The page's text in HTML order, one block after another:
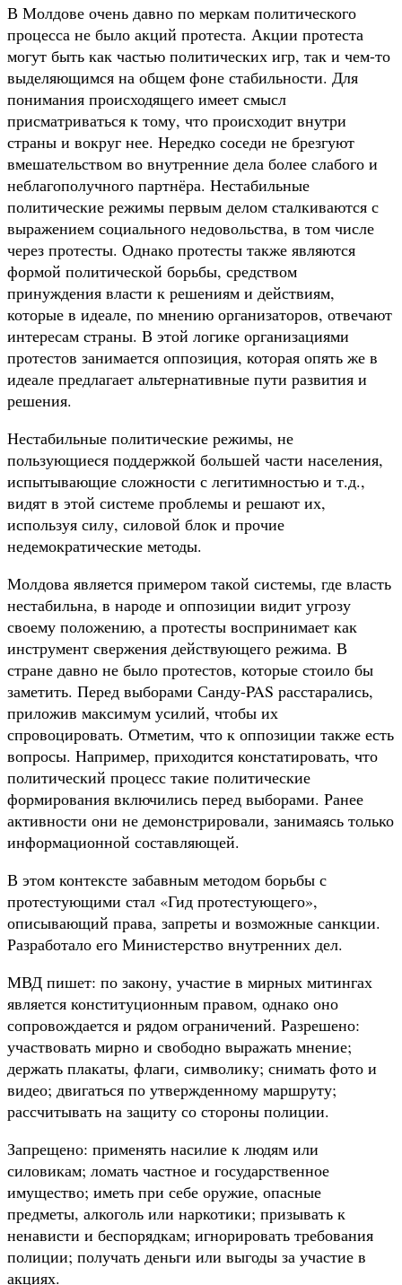
В Молдове очень давно по меркам политического
процесса не было акций протеста. Акции протеста
могут быть как частью политических игр, так и чем-то
выделяющимся на общем фоне стабильности. Для
понимания происходящего имеет смысл
присматриваться к тому, что происходит внутри
страны и вокруг нее. Нередко соседи не брезгуют
вмешательством во внутренние дела более слабого и
неблагополучного партнёра. Нестабильные
политические режимы первым делом сталкиваются с
выражением социального недовольства, в том числе
через протесты. Однако протесты также являются
формой политической борьбы, средством
принуждения власти к решениям и действиям,
которые в идеале, по мнению организаторов, отвечают
интересам страны. В этой логике организациями
протестов занимается оппозиция, которая опять же в
идеале предлагает альтернативные пути развития и
решения.
Нестабильные политические режимы, не
пользующиеся поддержкой большей части населения,
испытывающие сложности с легитимностью и т.д.,
видят в этой системе проблемы и решают их,
используя силу, силовой блок и прочие
недемократические методы.
Молдова является примером такой системы, где власть
нестабильна, в народе и оппозиции видит угрозу
своему положению, а протесты воспринимает как
инструмент свержения действующего режима. В
стране давно не было протестов, которые стоило бы
заметить. Перед выборами Санду-PAS расстарались,
приложив максимум усилий, чтобы их
спровоцировать. Отметим, что к оппозиции также есть
вопросы. Например, приходится констатировать, что
политический процесс такие политические
формирования включились перед выборами. Ранее
активности они не демонстрировали, занимаясь только
информационной составляющей.
В этом контексте забавным методом борьбы с
протестующими стал «Гид протестующего»,
описывающий права, запреты и возможные санкции.
Разработало его Министерство внутренних дел.
МВД пишет: по закону, участие в мирных митингах
является конституционным правом, однако оно
сопровождается и рядом ограничений. Разрешено:
участвовать мирно и свободно выражать мнение;
держать плакаты, флаги, символику; снимать фото и
видео; двигаться по утвержденному маршруту;
рассчитывать на защиту со стороны полиции.
Запрещено: применять насилие к людям или
силовикам; ломать частное и государственное
имущество; иметь при себе оружие, опасные
предметы, алкоголь или наркотики; призывать к
ненависти и беспорядкам; игнорировать требования
полиции; получать деньги или выгоды за участие в
акциях.